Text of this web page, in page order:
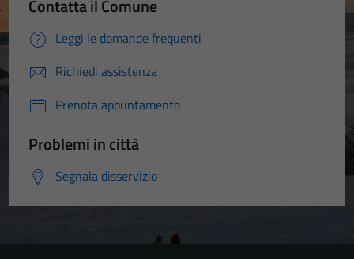
Contatta il Comune
Leggi le domande frequenti
Richiedi assistenza
Prenota appuntamento
Problemi in città
Segnala disservizio